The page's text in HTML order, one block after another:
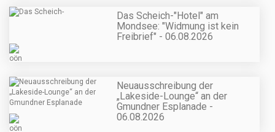
Das Scheich-"Hotel" am
Mondsee: "Widmung ist kein
Freibrief" - 06.08.2026
Neuausschreibung der
„Lakeside-Lounge“ an der
Gmundner Esplanade -
06.08.2026